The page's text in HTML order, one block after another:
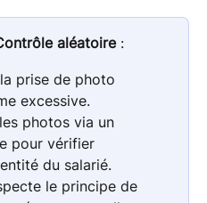
aléatoire :
prise de photo
excessive.
photos via un
pour vérifier
du salarié.
le principe de